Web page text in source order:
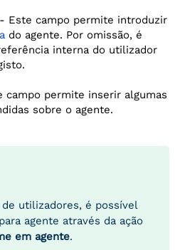
Este campo permite introduzir
do agente. Por omissão, é
interna do utilizador
campo permite inserir algumas
sobre o agente.
utilizadores, é possível
agente através da ação
em agente.